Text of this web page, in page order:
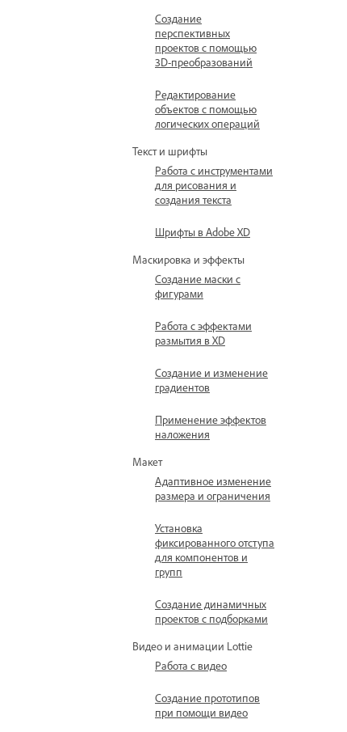
Создание
перспективных
проектов с помощью
3D-преобразований
Редактирование
объектов с помощью
логических операций
Текст и шрифты
Работа с инструментами
для рисования и
создания текста
Шрифты в Adobe XD
Маскировка и эффекты
Создание маски с
фигурами
Работа с эффектами
размытия в XD
Создание и изменение
градиентов
Применение эффектов
наложения
Макет
Адаптивное изменение
размера и ограничения
Установка
фиксированного отступа
для компонентов и
групп
Создание динамичных
проектов с подборками
Видео и анимации Lottie
Работа с видео
Создание прототипов
при помощи видео